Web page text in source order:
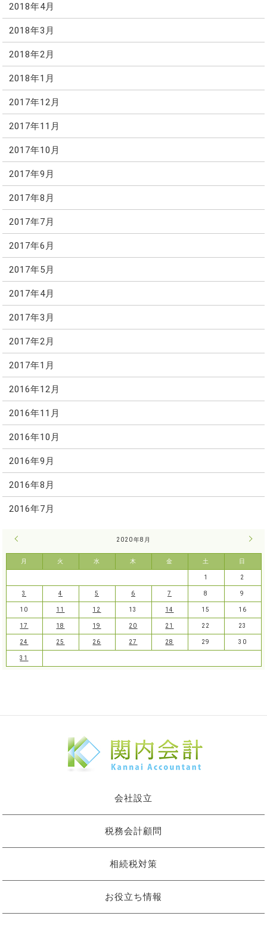
2018年4月
2018年3月
2018年2月
2018年1月
2017年12月
2017年11月
2017年10月
2017年9月
2017年8月
2017年7月
2017年6月
2017年5月
2017年4月
2017年3月
2017年2月
2017年1月
2016年12月
2016年11月
2016年10月
2016年9月
2016年8月
2016年7月
2020年8月
月 火 水 木 金 土 日
9月
1 2
3 4 5 6 7 8 9
10 11 12 13 14 15 16
17 18 19 20 21 22 23
24 25 26 27 28 29 30
31
会社設立
税務会計顧問
相続税対策
お役立ち情報